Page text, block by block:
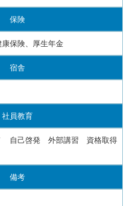
保険
保険、厚生年金
宿舎
社員教育
自己啓発 外部講習 資格取得
備考